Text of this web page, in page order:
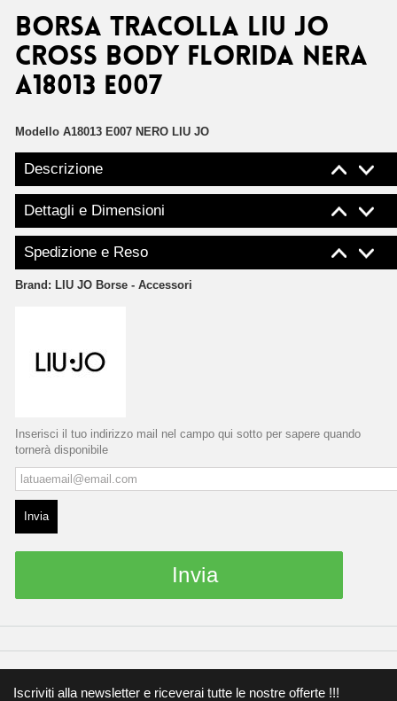
Borsa Tracolla Liu Jo
Cross Body Florida nera
A18013 E007
Modello A18013 E007 NERO LIU JO
Descrizione
Dettagli e Dimensioni
Spedizione e Reso
Brand: LIU JO Borse - Accessori
Inserisci il tuo indirizzo mail nel campo qui sotto per sapere quando
tornerà disponibile
Invia
Invia
Iscriviti alla newsletter e riceverai tutte le nostre offerte !!!